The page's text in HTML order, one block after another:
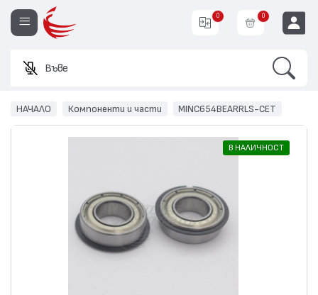
Въведете и
0 0
НАЧАЛО Компоненти и части MINC654BEARRLS-CET
В НАЛИЧНОСТ